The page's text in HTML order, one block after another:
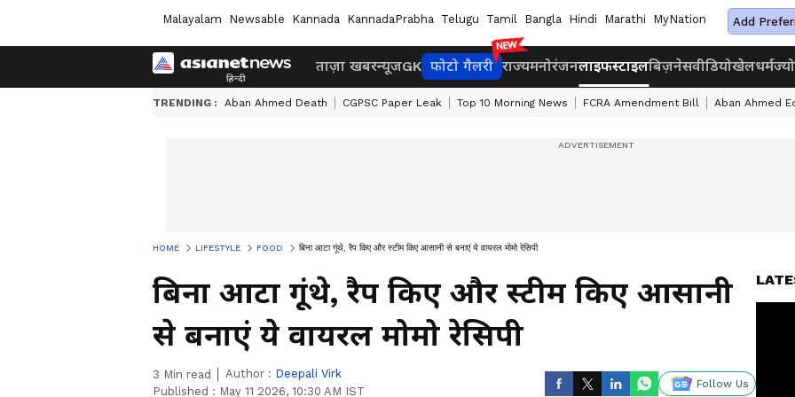
Malayalam Newsable Kannada KannadaPrabha Telugu Tamil Bangla Hindi Marathi MyNation Add
ताज़ा खबरन्यूजGK फोटो गैलरी राज्यमनोरंजनलाइफस्टाइलबिज़नेसवीडियोखेलधर्म
TRENDING : Aban Ahmed Death CGPSC Paper Leak Top 10 Morning News FCRA Amendment Bill Aban Ahmed
HOME LIFESTYLE FOOD बिना आटा गूंथे, रैप किए और स्टीम किए आसानी से बनाएं ये वायरल मोमो रेसिपी
बिना आटा गूंथे, रैप किए और स्टीम किए आसानी
से बनाएं ये वायरल मोमो रेसिपी
3 Min read Author : Deepali Virk
Published : May 11 2026, 10:30 AM IST
Follow Us